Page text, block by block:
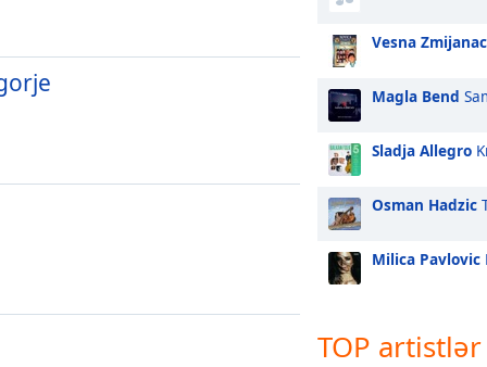
Vesna Zmijanac
Magla Bend
Sladja Allegro
Osman Hadzic
Milica Pavlovic
TOP artistlər